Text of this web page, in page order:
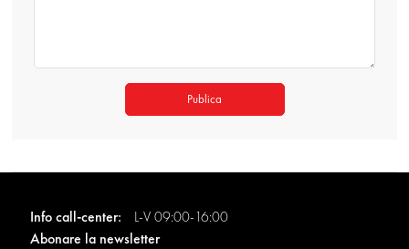
Publica
Info call-center:
L-V 09:00-16:00
Abonare la newsletter